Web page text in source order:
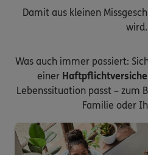
Damit aus kleinen
wird.
Was auch immer passiert:
einer
Lebenssituation passt – zum
Familie oder